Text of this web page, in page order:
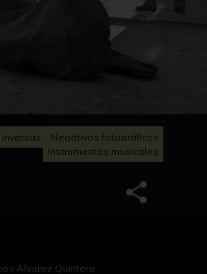
Negativos fotográficos
Instrumentos musicales
Álvarez Quintero